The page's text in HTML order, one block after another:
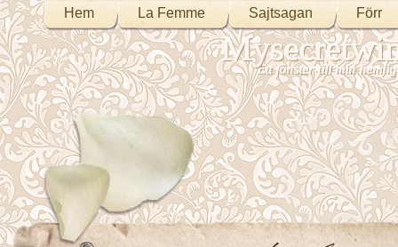
Hem La Femme Sajtsagan Förr
Ett fönster till min